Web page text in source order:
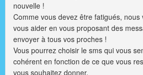
nouvelle !
Comme vous devez être fatigués,
vous aider en vous proposant des
envoyer à tous vos proches !
Vous pourrez choisir le sms qui vous
cohérent en fonction de ce que vous
vous souhaitez donner.